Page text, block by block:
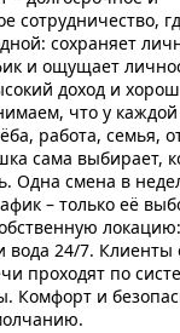
сотрудничество,
сохраняет
и ощущает
доход и
что у
работа, семья,
сама выбирает,
Одна смена в
– только её
вода 24/7. Клиенты
проходят по
Комфорт и